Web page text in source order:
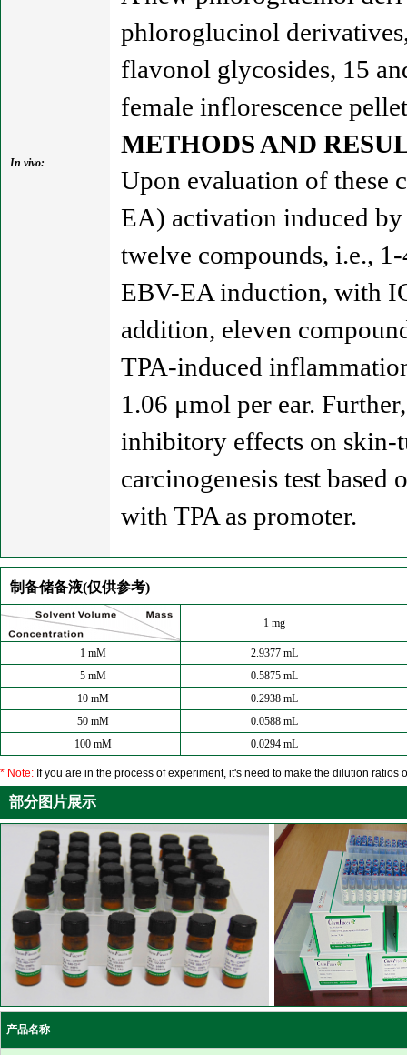
In vivo:
phloroglucinol
flavonol glycosides, 15
female inflorescence
METHODS AND
Upon evaluation of these
EA) activation induced
twelve compounds, i.e.,
EBV-EA induction, with
addition, eleven
TPA-induced
1.06 μmol per ear.
inhibitory effects on skin-
carcinogenesis test
with TPA as promoter.
制备储备液(仅供参考)
1 mg
1 mM
2.9377 mL
5 mM
0.5875 mL
10 mM
0.2938 mL
50 mM
0.0588 mL
100 mM
0.0294 mL
* Note: If you are in the process of experiment, it's need to make the dilution
部分图片展示
产品名称